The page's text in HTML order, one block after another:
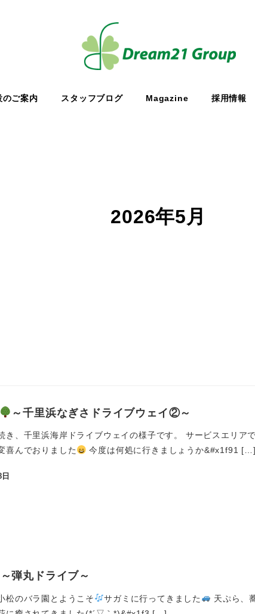
のご案内 スタッフブログ Magazine 採用情報
2026年5月
～千里浜なぎさドライブウェイ②～
き、千里浜海岸ドライブウェイの様子です。 サービスエリ
喜んでおりました
今度は何処に行きましょうか&#x1f91 […]
～弾丸ドライブ～
松のバラ園とようこそ サガミに行ってきました
天ぷら、